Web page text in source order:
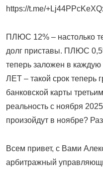
https://t.me/
ПЛЮС 12% – настолько
долг приставы. ПЛЮС
теперь заложен в
ЛЕТ – такой срок теперь
банковской карты
реальность с ноября
произойдут в ноябре?
Всем привет, с Вами
арбитражный